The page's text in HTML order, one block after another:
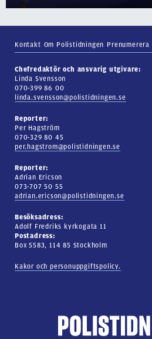
Kontakt Om Polistidningen Prenumerera
Chefredaktör och ansvarig utgivare:
Linda Svensson
070-399 86 00
linda.svensson@polistidningen.se
Reporter:
Per Hagström
070-329 80 45
per.hagstrom@polistidningen.se
Reporter:
Adrian Ericson
073-707 50 55
adrian.ericson@polistidningen.se
Besöksadress:
Adolf Fredriks kyrkogata 11
Postadress:
Box 5583, 114 85 Stockholm
Kakor och personuppgiftspolicy.